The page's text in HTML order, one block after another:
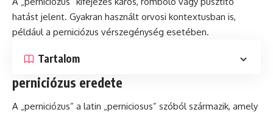
hatást jelent. Gyakran használt orvosi kontextusban is,
például a perniciózus vérszegénység esetében.
Tartalom
perniciózus eredete
A „perniciózus” a latin „perniciosus” szóból származik, amely